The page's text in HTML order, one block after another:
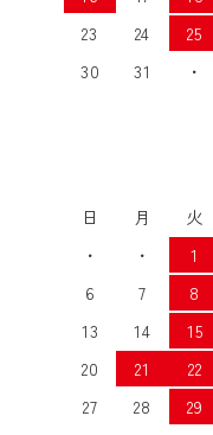
23
24 25
30
31 ・
日 月 火
・
・ 1
6
7 8
13
14 15
20
21 22
27
28 29